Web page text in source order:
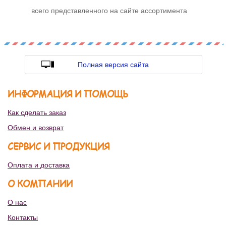
всего представленного на сайте ассортимента
Полная версия сайта
ИНФОРМАЦИЯ И ПОМОЩЬ
Как сделать заказ
Обмен и возврат
СЕРВИС И ПРОДУКЦИЯ
Оплата и доставка
О КОМПАНИИ
О нас
Контакты